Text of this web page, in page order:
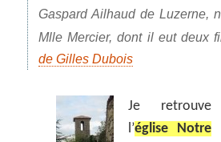
Gaspard Ailhaud de Luzerne,
Mlle Mercier, dont il eut deux
de Gilles Dubois
Je retrouve
l’église Notre